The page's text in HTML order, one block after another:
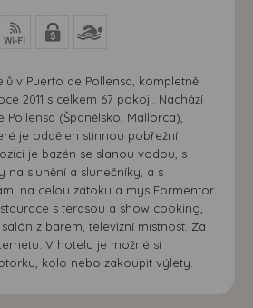
v Puerto de Pollensa, kompletně
2011 s celkem 67 pokoji. Nachází
Pollensa (Španělsko, Mallorca),
je oddělen stinnou pobřežní
je bazén se slanou vodou, s
na slunění a slunečníky, a s
na celou zátoku a mys Formentor.
s terasou a show cooking,
z barem, televizní místnost. Za
V hotelu je možné si
kolo nebo zakoupit výlety.